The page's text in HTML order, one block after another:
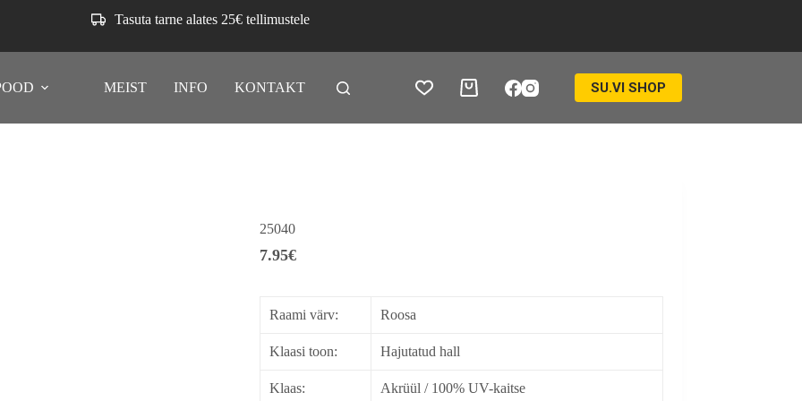
Tasuta tarne alates 25€ tellimustele
MEIST INFO KONTAKT Ostukorv SU.VI SHOP
25040
7.95€
Raami värv: Roosa
Klaasi toon: Hajutatud hall
Klaas: Akrüül / 100% UV-kaitse